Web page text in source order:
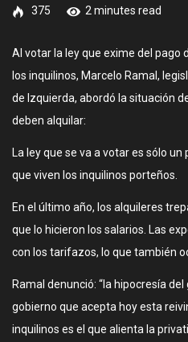
375 2 minutes read
Al votar la ley que exime del pago
los inquilinos, Marcelo Ramal,
de Izquierda, abordó la situación
deben alquilar:
La ley que se va a votar es sólo
que viven los inquilinos porteños.
En el último año, los alquileres
que lo hicieron los salarios. Las
con los tarifazos, lo que también
Ramal denunció: “la hipocresía
gobierno que acepta hoy esta
inquilinos es el que alienta la